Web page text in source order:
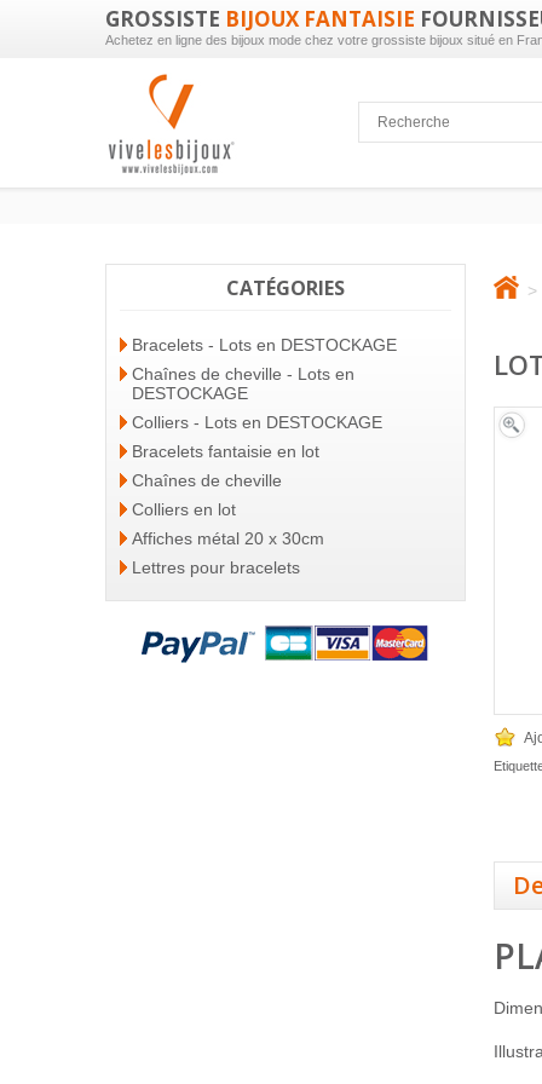
GROSSISTE BIJOUX FANTAISIE
Achetez en ligne des bijoux mode chez votre grossiste bijoux situé en
CATÉGORIES
Bracelets - Lots en DESTOCKAGE
Chaînes de cheville - Lots en
DESTOCKAGE
Colliers - Lots en DESTOCKAGE
Bracelets fantaisie en lot
Chaînes de cheville
Colliers en lot
Affiches métal 20 x 30cm
Lettres pour bracelets
>